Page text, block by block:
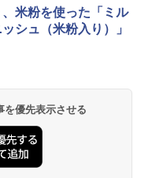
米粉を使った「ミル
シュ（米粉入り）」
優先表示させる